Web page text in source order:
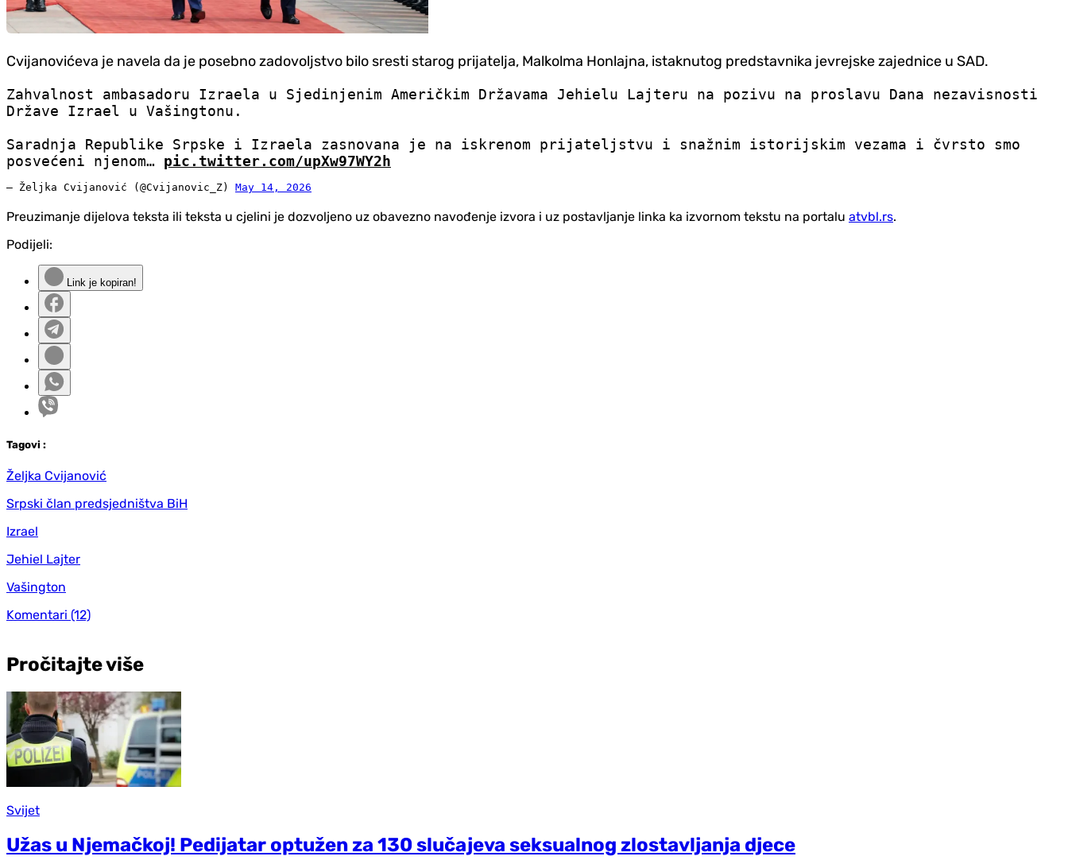
Cvijanovićeva je navela da je posebno zadovoljstvo bilo sresti starog prijatelja, Malkolma Honlajna, istaknutog predstavnika jevrejske zajednice u SAD.
Zahvalnost ambasadoru Izraela u Sjedinjenim Američkim Državama Jehielu Lajteru na pozivu na proslavu Dana nezavisnosti
Države Izrael u Vašingtonu.
Saradnja Republike Srpske i Izraela zasnovana je na iskrenom prijateljstvu i snažnim istorijskim vezama i čvrsto smo
posvećeni njenom… pic.twitter.com/upXw97WY2h
— Željka Cvijanović (@Cvijanovic_Z) May 14, 2026
Preuzimanje dijelova teksta ili teksta u cjelini je dozvoljeno uz obavezno navođenje izvora i uz postavljanje linka ka izvornom tekstu na portalu atvbl.rs.
Podijeli:
Link je kopiran!
Tagovi :
Željka Cvijanović
Srpski član predsjedništva BiH
Izrael
Jehiel Lajter
Vašington
Komentari (12)
Pročitajte više
Svijet
Užas u Njemačkoj! Pedijatar optužen za 130 slučajeva seksualnog zlostavljanja djece